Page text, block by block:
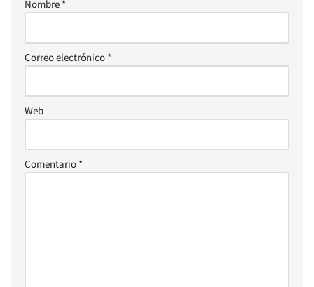
Nombre*
Correo electrónico*
Web
Comentario*